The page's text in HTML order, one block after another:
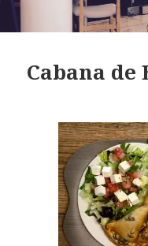
Cabana de